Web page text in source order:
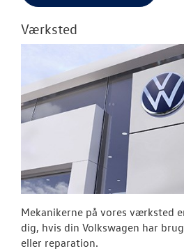
Værksted
Mekanikerne på vores værksted
dig, hvis din Volkswagen har
eller reparation.